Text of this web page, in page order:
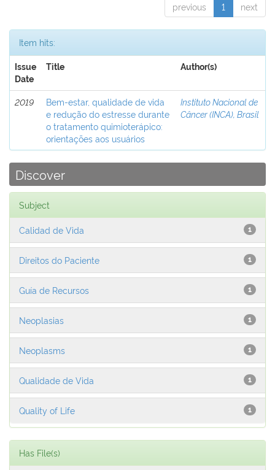
previous 1 next
Item hits:
Issue
Date
Title Author(s)
2019
Bem-estar, qualidade de vida
e redução do estresse durante
o tratamento quimioterápico:
orientações aos usuários
Instituto Nacional de
Câncer (INCA), Brasil
Discover
Subject
1
Calidad de Vida
1
Direitos do Paciente
1
Guía de Recursos
1
Neoplasias
1
Neoplasms
1
Qualidade de Vida
1
Quality of Life
Has File(s)